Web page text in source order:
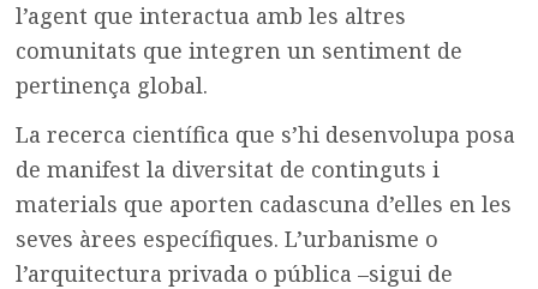
l’agent que interactua amb les altres
comunitats que integren un sentiment de
pertinença global.
La recerca científica que s’hi desenvolupa posa
de manifest la diversitat de continguts i
materials que aporten cadascuna d’elles en les
seves àrees específiques. L’urbanisme o
l’arquitectura privada o pública –sigui de